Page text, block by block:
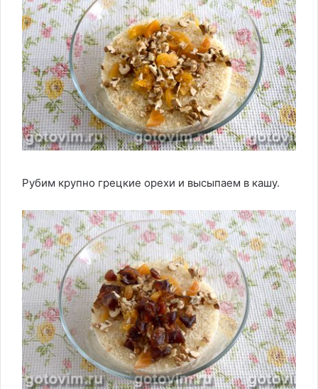
Рубим крупно грецкие орехи и высыпаем в кашу.